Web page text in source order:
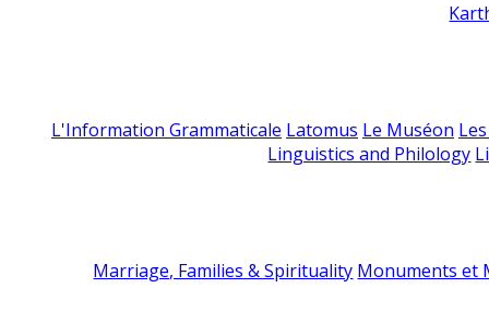
L'Information Grammaticale Latomus Le Muséon
Linguistics and Philology
Marriage, Families & Spirituality Monuments et